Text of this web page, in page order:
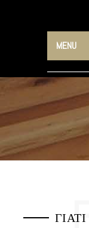
MENU
ΓΙΑΤΙ